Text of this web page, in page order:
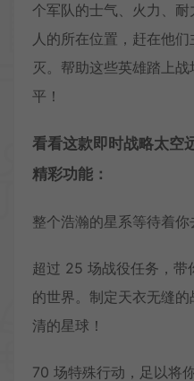
个军队的士气、火力、
人的所在位置，赶在他
灭。帮助这些英雄踏上
平！
看看这款即时战略太空
精彩功能：
整个浩瀚的星系等待着你
超过 25 场战役任务，带
的世界。制定天衣无缝
清的星球！
70 场特殊行动，足以将